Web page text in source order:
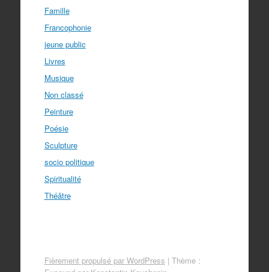
Famille
Francophonie
jeune public
Livres
Musique
Non classé
Peinture
Poésie
Sculpture
socio politique
Spiritualité
Théâtre
Fièrement propulsé par WordPress | Thème :